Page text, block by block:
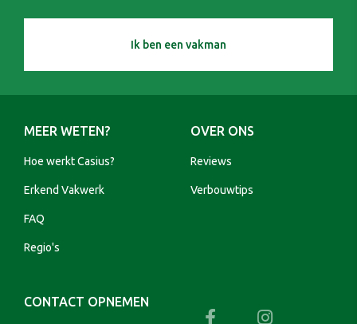
Ik ben een vakman
MEER WETEN?
Hoe werkt Casius?
Erkend Vakwerk
FAQ
Regio's
OVER ONS
Reviews
Verbouwtips
CONTACT OPNEMEN